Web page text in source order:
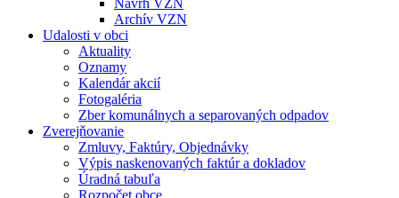
Návrh VZN
Archív VZN
Udalosti v obci
Aktuality
Oznamy
Kalendár akcií
Fotogaléria
Zber komunálnych a separovaných odpadov
Zverejňovanie
Zmluvy, Faktúry, Objednávky
Výpis naskenovaných faktúr a dokladov
Úradná tabuľa
Rozpočet obce